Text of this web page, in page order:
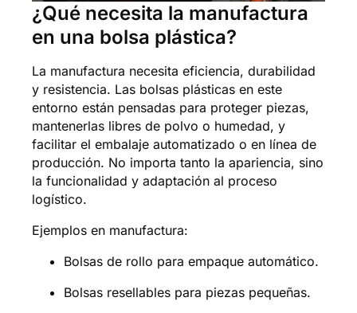
¿Qué necesita la manufactura
en una bolsa plástica?
La manufactura necesita eficiencia, durabilidad
y resistencia. Las bolsas plásticas en este
entorno están pensadas para proteger piezas,
mantenerlas libres de polvo o humedad, y
facilitar el embalaje automatizado o en línea de
producción. No importa tanto la apariencia, sino
la funcionalidad y adaptación al proceso
logístico.
Ejemplos en manufactura:
Bolsas de rollo para empaque automático.
Bolsas resellables para piezas pequeñas.